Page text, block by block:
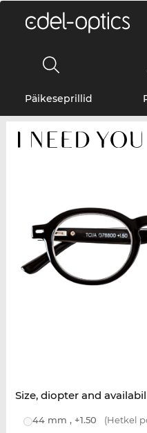
Päikeseprillid
Size, diopter and
44 mm , +1.50 (Hetkel